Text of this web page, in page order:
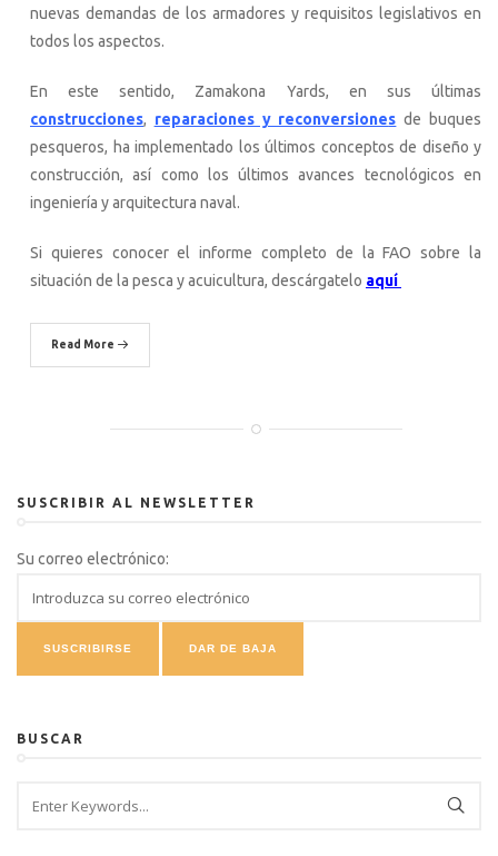
nuevas demandas de los armadores y requisitos legislativos en
todos los aspectos.
En este sentido, Zamakona Yards, en sus últimas
construcciones, reparaciones y reconversiones de buques
pesqueros, ha implementado los últimos conceptos de diseño y
construcción, así como los últimos avances tecnológicos en
ingeniería y arquitectura naval.
Si quieres conocer el informe completo de la FAO sobre la
situación de la pesca y acuicultura, descárgatelo aquí
Read More
SUSCRIBIR AL NEWSLETTER
Su correo electrónico:
BUSCAR